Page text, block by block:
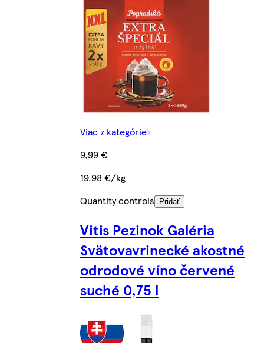
Viac z kategórie
9,99 €
19,98 €/kg
Quantity controls
Pridať
Vitis Pezinok Galéria
Svätovavrinecké akostné
odrodové víno červené
suché 0,75 l